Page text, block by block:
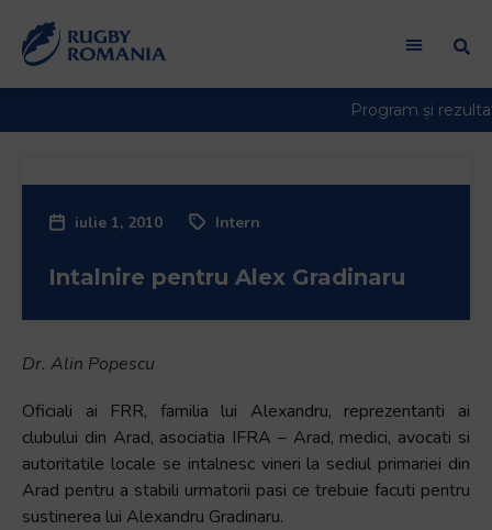
iulie 1, 2010 Intern
Intalnire pentru Alex Gradinaru
Dr. Alin Popescu
Oficiali ai FRR, familia lui Alexandru, reprezentanti ai
clubului din Arad, asociatia IFRA – Arad, medici, avocati si
autoritatile locale se intalnesc vineri la sediul primariei din
Arad pentru a stabili urmatorii pasi ce trebuie facuti pentru
sustinerea lui Alexandru Gradinaru.